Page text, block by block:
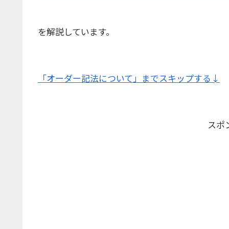
を解説しています。
「オーダー記法について」までスキップする↓
スポ